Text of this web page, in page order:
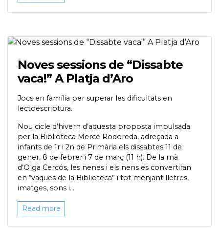
Noves sessions de “Dissabte
vaca!” A Platja d’Aro
Jocs en família per superar les dificultats en
lectoescriptura.
Nou cicle d’hivern d’aquesta proposta impulsada
per la Biblioteca Mercè Rodoreda, adreçada a
infants de 1r i 2n de Primària els dissabtes 11 de
gener, 8 de febrer i 7 de març (11 h). De la mà
d’Olga Cercós, les nenes i els nens es convertiran
en “vaques de la Biblioteca” i tot menjant lletres,
imatges, sons i...
Read more